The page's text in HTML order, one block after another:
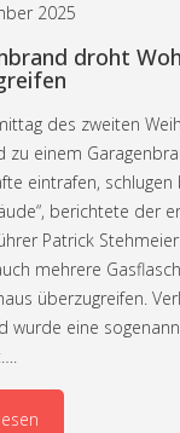
2025
droht
des zweiten
zu einem
eintrafen,
berichtete der
Patrick
mehrere
überzugreifen.
wurde eine